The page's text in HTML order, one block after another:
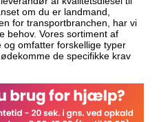
om du er landmand,
for transportbranchen, har vi
behov. Vores sortiment af
omfatter forskellige typer
de specifikke krav